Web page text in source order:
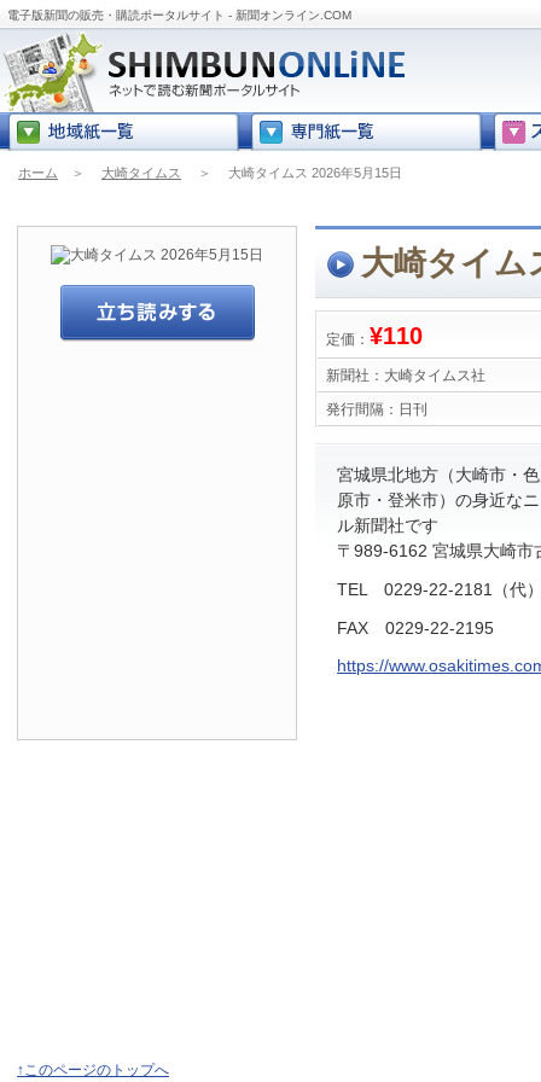
電子版新聞の販売・購読ポータルサイト - 新聞オンライン.COM
ホーム ＞ 大崎タイムス ＞ 大崎タイムス 2026年5月15日
大崎タイム
定価： ¥110
新聞社： 大崎タイムス社
発行間隔： 日刊
宮城県北地方（大崎市・
原市・登米市）の身近な
ル新聞社です
〒989-6162 宮城県大崎
TEL 0229-22-2181（代
FAX 0229-22-2195
https://
↑このページのトップへ